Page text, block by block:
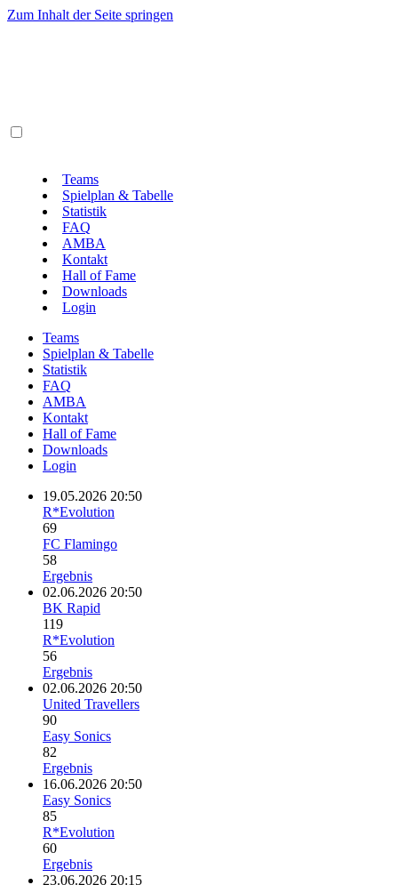
Zum Inhalt der Seite springen
Teams
Spielplan & Tabelle
Statistik
FAQ
AMBA
Kontakt
Hall of Fame
Downloads
Login
Teams
Spielplan & Tabelle
Statistik
FAQ
AMBA
Kontakt
Hall of Fame
Downloads
Login
19.05.2026 20:50
R*Evolution
69
FC Flamingo
58
Ergebnis
02.06.2026 20:50
BK Rapid
119
R*Evolution
56
Ergebnis
02.06.2026 20:50
United Travellers
90
Easy Sonics
82
Ergebnis
16.06.2026 20:50
Easy Sonics
85
R*Evolution
60
Ergebnis
23.06.2026 20:15